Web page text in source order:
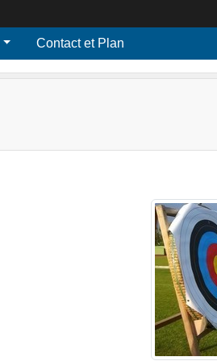
Contact et Plan